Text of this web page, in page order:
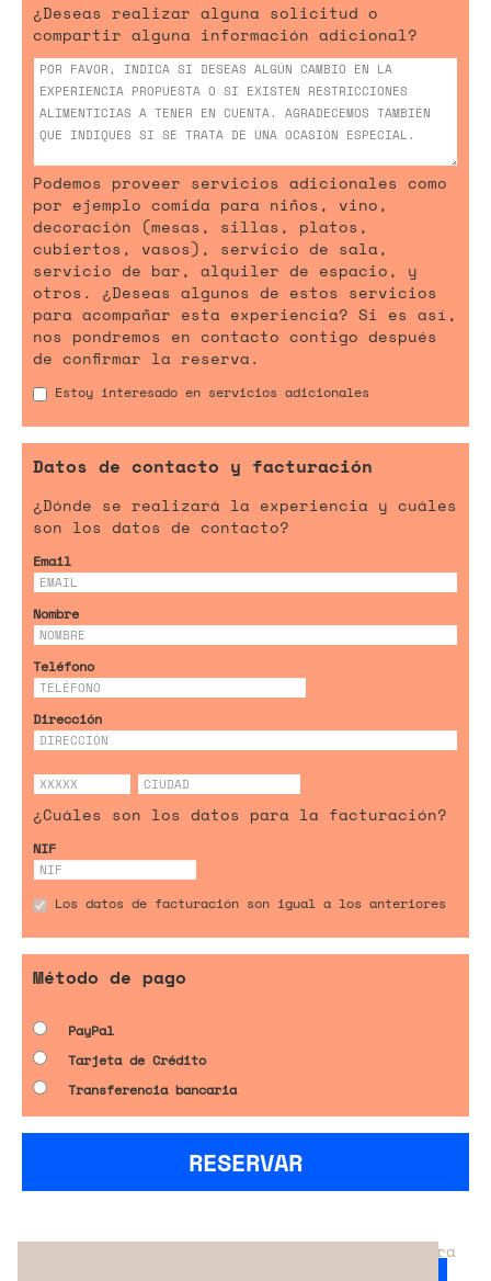
¿Deseas realizar alguna solicitud o
compartir alguna información adicional?
Podemos proveer servicios adicionales como
por ejemplo comida para niños, vino,
decoración (mesas, sillas, platos,
cubiertos, vasos), servicio de sala,
servicio de bar, alquiler de espacio, y
otros. ¿Deseas algunos de estos servicios
para acompañar esta experiencia? Si es así,
nos pondremos en contacto contigo después
de confirmar la reserva.
Estoy interesado en servicios adicionales
Datos de contacto y facturación
¿Dónde se realizará la experiencia y cuáles
son los datos de contacto?
Email
Nombre
Teléfono
Dirección
¿Cuáles son los datos para la facturación?
NIF
Los datos de facturación son igual a los anteriores
Método de pago
PayPal
Tarjeta de Crédito
Transferencia bancaria
RESERVAR
¿No has encontrado el servicio perfecto para